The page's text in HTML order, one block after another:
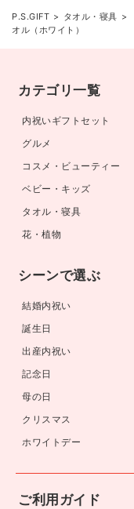
P.S.GIFT タオル・寝具
オル（ホワイト）
カテゴリ一覧
内祝いギフトセット
グルメ
コスメ・ビューティー
ベビー・キッズ
タオル・寝具
花・植物
シーンで選ぶ
結婚内祝い
誕生日
出産内祝い
記念日
母の日
クリスマス
ホワイトデー
ご利用ガイド